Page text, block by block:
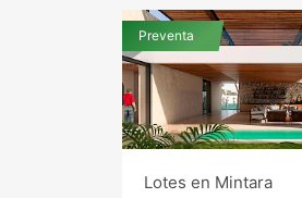
Preventa
Lotes en Mintara